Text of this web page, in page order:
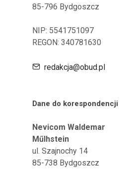
85-796 Bydgoszcz
NIP: 5541751097
REGON: 340781630
redakcja@obud.pl
Dane do korespondencji
Nevicom Waldemar
Műlhstein
ul. Szajnochy 14
85-738 Bydgoszcz